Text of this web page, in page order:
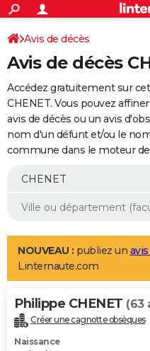
ACTUALITÉS
Politique
Société
Faits Divers
Education
Monde
Villes
+
SPORT
Coupe du monde 2026
Football
Tennis
Cyclisme
Rugby
Forum
Programme TV
TNT
Streaming
Cinéma
Sorties cinéma
Musique
+
FINANCE
Retraite
Epargne
Immobilier
Risques naturels par ville
Banque
Assurance
AUTO
Essais
Réserver un essai
Citadines
Berlines
SUV
Forum auto
+
Mobiles
Meilleur smartphone
Internet
Ordinateurs
Jeux vidéo
Guide high-tech
Aménagement intérieur
LIFESTYLE
Art de vivre
Bien-être
Loisirs
Mode
Modes de vie
Alimentation
Guide de la santé
Maladies
Médicaments
Sommeil
VOYAGE
Destinations
City break
Voyage nature
Voyage de noces
Forum
Climat
+PHOTO
Avis de décès
Avis de décès
Accédez gratuitement sur
CHENET. Vous pouvez
avis de décès ou un avis
nom d'un défunt et/ou le
commune dans le moteur
NOUVEAU : publiez un
Linternaute.com
Philippe CHENET (63
Créer une cagnotte obsèques
Naissance